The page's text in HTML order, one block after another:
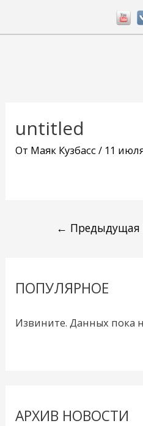
untitled
От Маяк Кузбасс/ 11
записям
←
ПОПУЛЯРНОЕ
Извините. Данных пока
АРХИВ НОВОСТИ